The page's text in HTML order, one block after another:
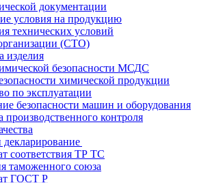
документации
условия на продукцию
технических условий
(СТО)
изделия
безопасности МСДС
химической продукции
по эксплуатации
безопасности машин и оборудования
контроля
соответствия ТР ТС
таможенного союза
ГОСТ Р